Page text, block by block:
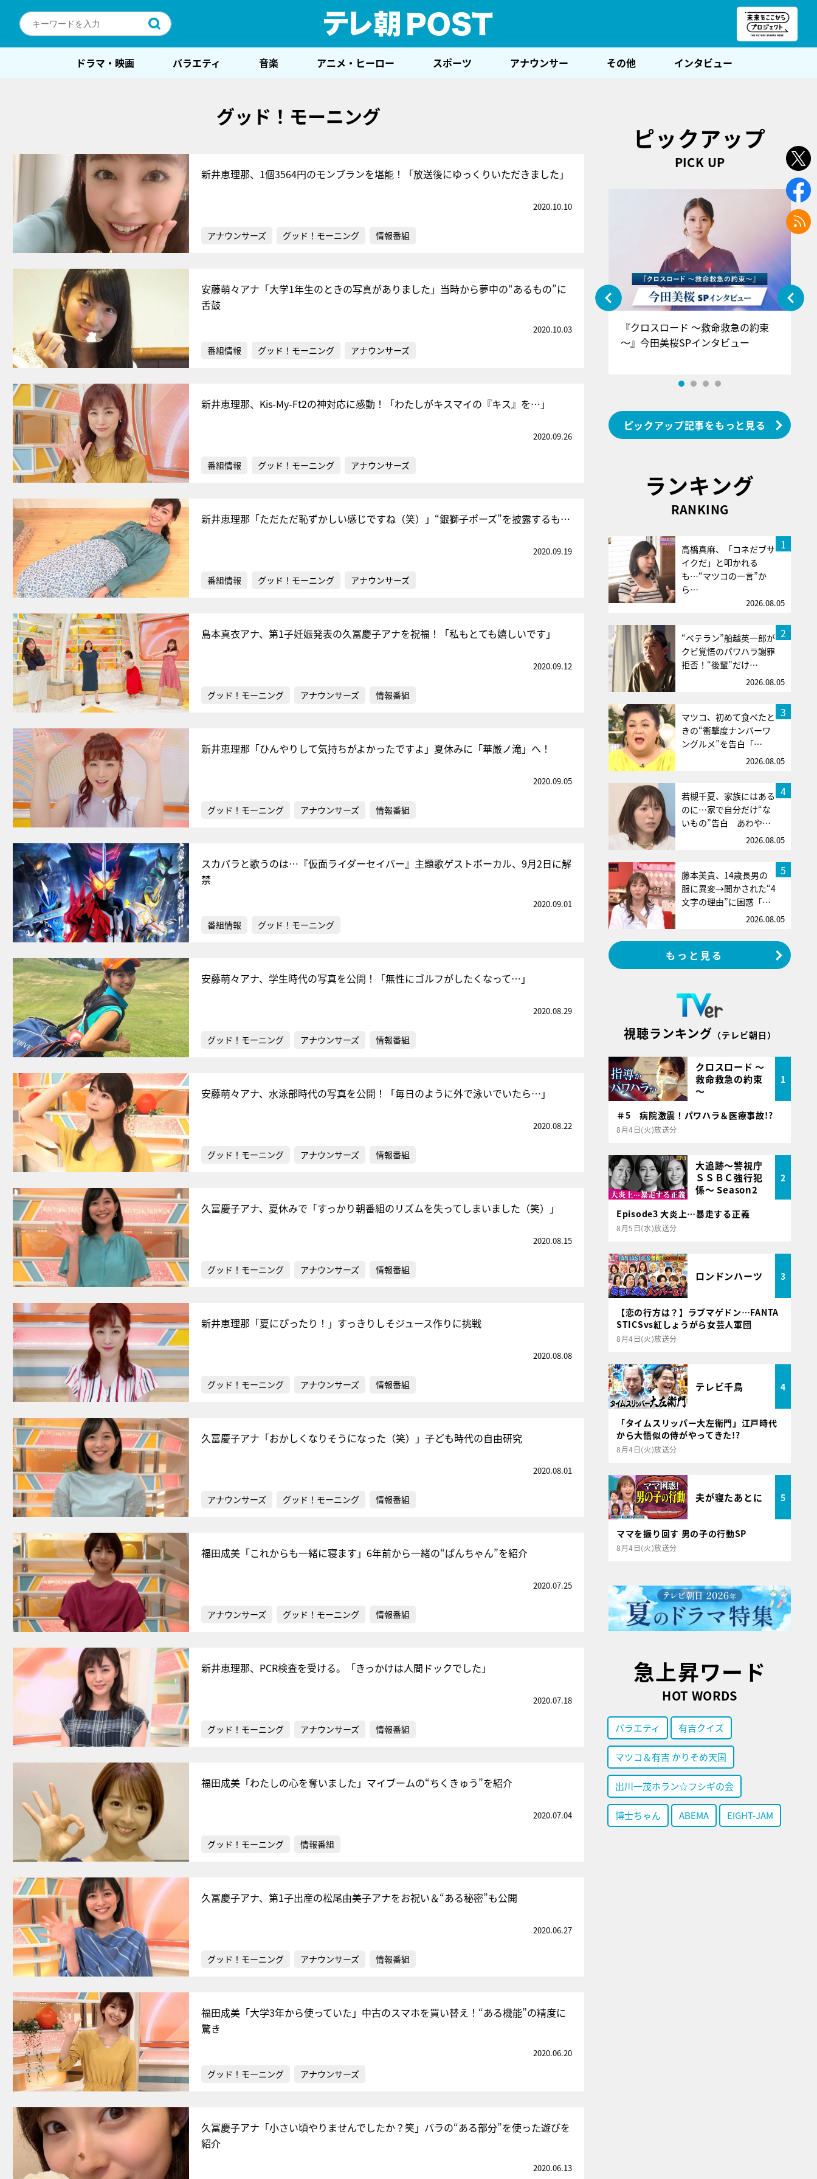
ドラマ・映画 バラエティ 音楽 アニメ・ヒーロー スポーツ アナウンサー その他 インタビュー
グッド！モーニング
新井恵理那、1個3564円のモンブランを堪能！「放送後にゆっくりいただきました」
2020.10.10
アナウンサーズ グッド！モーニング 情報番組
安藤萌々アナ「大学1年生のときの写真がありました」当時から夢中の“あるもの”に
舌鼓
2020.10.03
番組情報 グッド！モーニング アナウンサーズ
新井恵理那、Kis-My-Ft2の神対応に感動！「わたしがキスマイの『キス』を…」
2020.09.26
番組情報 グッド！モーニング アナウンサーズ
新井恵理那「ただただ恥ずかしい感じですね（笑）」“銀獅子ポーズ”を披露するも…
2020.09.19
番組情報 グッド！モーニング アナウンサーズ
島本真衣アナ、第1子妊娠発表の久冨慶子アナを祝福！「私もとても嬉しいです」
2020.09.12
グッド！モーニング アナウンサーズ 情報番組
新井恵理那「ひんやりして気持ちがよかったですよ」夏休みに「華厳ノ滝」へ！
2020.09.05
グッド！モーニング アナウンサーズ 情報番組
スカパラと歌うのは…『仮面ライダーセイバー』主題歌ゲストボーカル、9月2日に解
禁
2020.09.01
番組情報 グッド！モーニング
安藤萌々アナ、学生時代の写真を公開！「無性にゴルフがしたくなって…」
2020.08.29
グッド！モーニング アナウンサーズ 情報番組
安藤萌々アナ、水泳部時代の写真を公開！「毎日のように外で泳いでいたら…」
2020.08.22
グッド！モーニング アナウンサーズ 情報番組
久冨慶子アナ、夏休みで「すっかり朝番組のリズムを失ってしまいました（笑）」
2020.08.15
グッド！モーニング アナウンサーズ 情報番組
新井恵理那「夏にぴったり！」すっきりしそジュース作りに挑戦
2020.08.08
グッド！モーニング アナウンサーズ 情報番組
久冨慶子アナ「おかしくなりそうになった（笑）」子ども時代の自由研究
2020.08.01
アナウンサーズ グッド！モーニング 情報番組
福田成美「これからも一緒に寝ます」6年前から一緒の“ぱんちゃん”を紹介
2020.07.25
アナウンサーズ グッド！モーニング 情報番組
新井恵理那、PCR検査を受ける。「きっかけは人間ドックでした」
2020.07.18
グッド！モーニング アナウンサーズ 情報番組
福田成美「わたしの心を奪いました」マイブームの“ちくきゅう”を紹介
2020.07.04
グッド！モーニング 情報番組
久冨慶子アナ、第1子出産の松尾由美子アナをお祝い＆“ある秘密”も公開
2020.06.27
グッド！モーニング アナウンサーズ 情報番組
福田成美「大学3年から使っていた」中古のスマホを買い替え！“ある機能”の精度に
驚き
2020.06.20
グッド！モーニング アナウンサーズ
久冨慶子アナ「小さい頃やりませんでしたか？笑」バラの“ある部分”を使った遊びを
紹介
2020.06.13
ピックアップ
PICK UP
『アイ＝ラブ！げーみんぐ』＝LOV
『クロスロード ～救命救急の約束
～』今田美桜SPインタビュー
ピックアップ記事をもっと見る
ランキング
RANKING
1
高橋真麻、「コネだブサ
イクだ」と叩かれる
も…“マツコの一言”か
ら…
2026.08.05
2
“ベテラン”船越英一郎が
クビ覚悟のパワハラ謝罪
拒否！“後輩”だけ…
2026.08.05
3
マツコ、初めて食べたと
きの“衝撃度ナンバーワ
ングルメ”を告白「…
2026.08.05
4
若槻千夏、家族にはある
のに…家で自分だけ“な
いもの”告白 あわや…
2026.08.05
5
藤本美貴、14歳長男の
服に異変→聞かされた“4
文字の理由”に困惑「…
2026.08.05
もっと見る
視聴ランキング （テレビ朝日）
クロスロード ～
救命救急の約束
～
1
＃5 病院激震！パワハラ＆医療事故!?
8月4日(火)放送分
大追跡～警視庁
ＳＳＢＣ強行犯
係～ Season2
2
Episode3 大炎上…暴走する正義
8月5日(水)放送分
ロンドンハーツ 3
【恋の行方は？】ラブマゲドン…FANTA
STICSvs紅しょうがら女芸人軍団
8月4日(火)放送分
テレビ千鳥 4
「タイムスリッパー大左衛門」江戸時代
から大悟似の侍がやってきた!?
8月4日(火)放送分
夫が寝たあとに 5
ママを振り回す 男の子の行動SP
8月4日(火)放送分
急上昇ワード
HOT WORDS
バラエティ 有吉クイズ
マツコ＆有吉 かりそめ天国
出川一茂ホラン☆フシギの会
博士ちゃん ABEMA EIGHT-JAM